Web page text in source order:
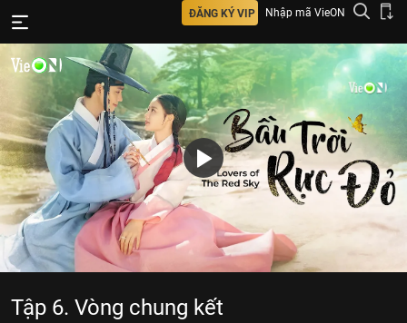
ĐĂNG KÝ VIP Nhập mã VieON
Tập 6. Vòng chung kết